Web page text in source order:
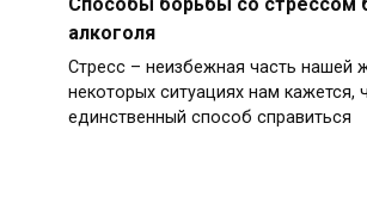
алкоголя
Стресс – неизбежная часть нашей
некоторых ситуациях нам кажется,
единственный способ справиться